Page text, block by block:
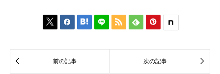
     
 前の記事 次の記事 